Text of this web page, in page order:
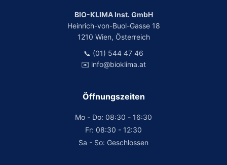
BIO-KLIMA Inst. GmbH
Heinrich-von-Buol-Gasse 18
1210 Wien, Österreich
📞 (01) 544 47 46
✉️ info@bioklima.at
Öffnungszeiten
Mo - Do: 08:30 - 16:30
Fr: 08:30 - 12:30
Sa - So: Geschlossen